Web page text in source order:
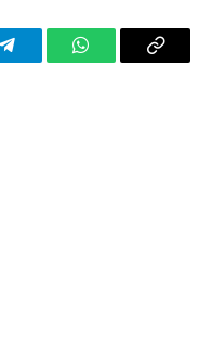
TelegramWhatsAppCopy